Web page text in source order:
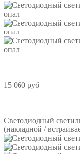
15 060 руб.
Светодиодный
(накладной /